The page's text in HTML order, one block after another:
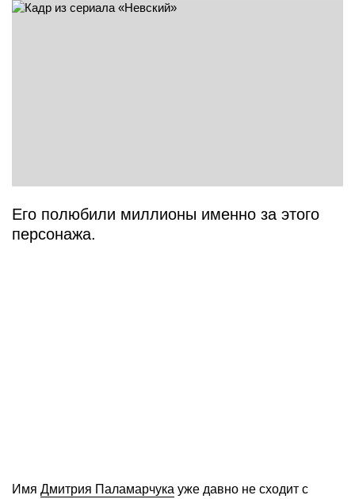
Его полюбили миллионы именно за этого
персонажа.
Имя Дмитрия Паламарчука уже давно не сходит с